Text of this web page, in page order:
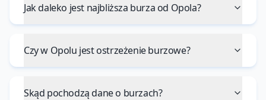
Jak daleko jest najbliższa burza od Opola?
Czy w Opolu jest ostrzeżenie burzowe?
Skąd pochodzą dane o burzach?